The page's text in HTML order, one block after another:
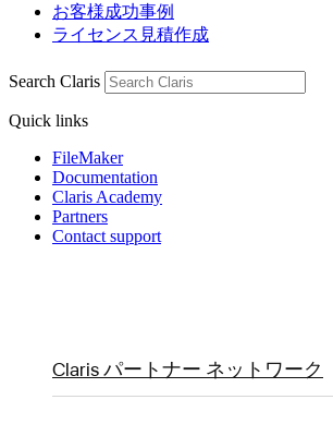
お客様成功事例
ライセンス見積作成
Search Claris
Quick links
FileMaker
Documentation
Claris Academy
Partners
Contact support
Claris パートナー ネットワーク